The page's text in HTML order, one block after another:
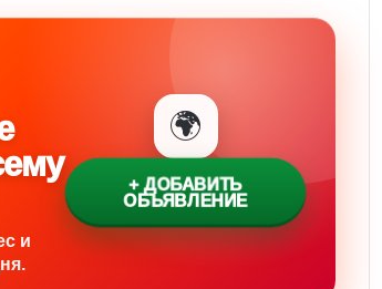
и
🌍
+ ДОБАВИТЬ
ОБЪЯВЛЕНИЕ